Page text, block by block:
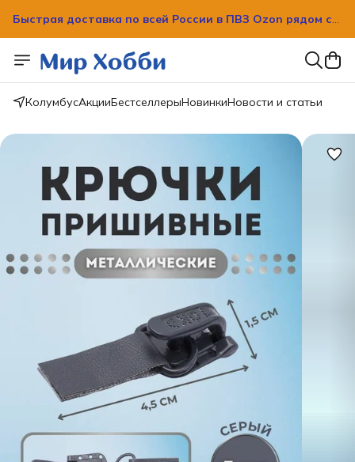
Быстрая доставка по всей России в ПВЗ Ozon рядом с
вашим домом!
Быстрая доставка по всей России в ПВЗ Ozon рядом с
вашим домом!
КолумбусАкцииБестселлерыНовинкиНовости и статьи